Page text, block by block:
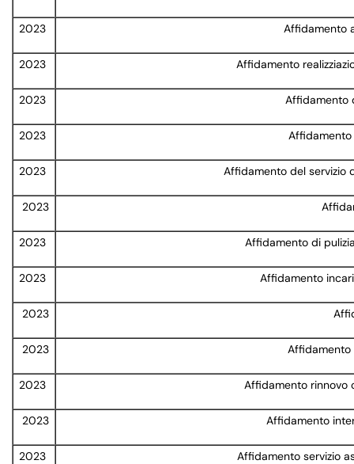
2023 Affidamento
2023 Affidamento
2023 Affidamento
2023
2023 Affidamento del servizio
2023
2023 Affidamento di
2023 Affidamento
2023
2023 Affidamento
2023 Affidamento rinnovo
2023 Affidamento
2023 Affidamento servizio